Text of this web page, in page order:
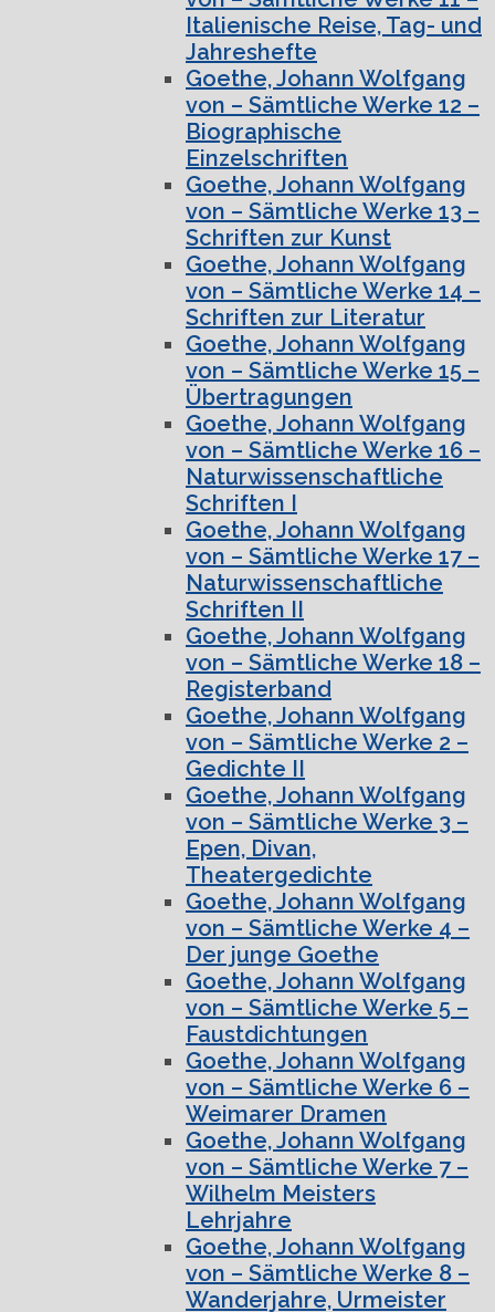
Italienische Reise, Tag- und
Jahreshefte
Goethe, Johann Wolfgang
von – Sämtliche Werke 12 –
Biographische
Einzelschriften
Goethe, Johann Wolfgang
von – Sämtliche Werke 13 –
Schriften zur Kunst
Goethe, Johann Wolfgang
von – Sämtliche Werke 14 –
Schriften zur Literatur
Goethe, Johann Wolfgang
von – Sämtliche Werke 15 –
Übertragungen
Goethe, Johann Wolfgang
von – Sämtliche Werke 16 –
Naturwissenschaftliche
Schriften I
Goethe, Johann Wolfgang
von – Sämtliche Werke 17 –
Naturwissenschaftliche
Schriften II
Goethe, Johann Wolfgang
von – Sämtliche Werke 18 –
Registerband
Goethe, Johann Wolfgang
von – Sämtliche Werke 2 –
Gedichte II
Goethe, Johann Wolfgang
von – Sämtliche Werke 3 –
Epen, Divan,
Theatergedichte
Goethe, Johann Wolfgang
von – Sämtliche Werke 4 –
Der junge Goethe
Goethe, Johann Wolfgang
von – Sämtliche Werke 5 –
Faustdichtungen
Goethe, Johann Wolfgang
von – Sämtliche Werke 6 –
Weimarer Dramen
Goethe, Johann Wolfgang
von – Sämtliche Werke 7 –
Wilhelm Meisters
Lehrjahre
Goethe, Johann Wolfgang
von – Sämtliche Werke 8 –
Wanderjahre, Urmeister